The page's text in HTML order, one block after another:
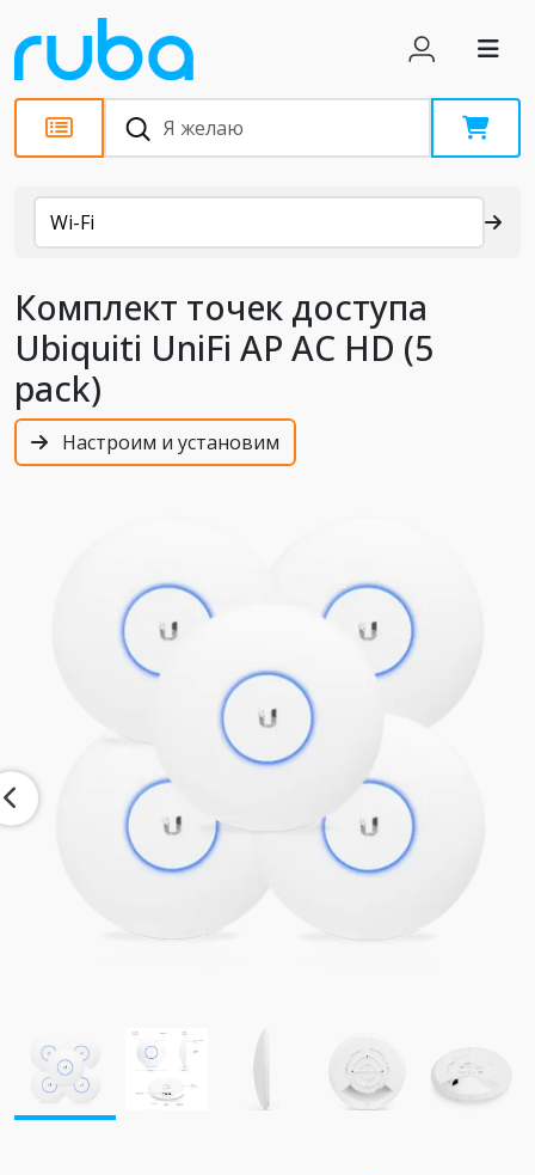
Каталог
Wi-Fi
Комплект точек доступа
Ubiquiti UniFi AP AC HD (5
pack)
Настроим и установим